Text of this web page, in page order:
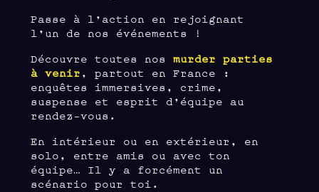
Passe à l’action en rejoignant
l’un de nos événements !
Découvre toutes nosmurder parties
à venir , partout en France :
enquêtes immersives, crime,
suspense et esprit d’équipe au
rendez-vous.
En intérieur ou en extérieur, en
solo, entre amis ou avec ton
équipe… Il y a forcément un
scénario pour toi.